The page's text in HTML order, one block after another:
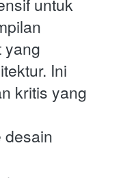
yang
Ini
kritis yang
desain